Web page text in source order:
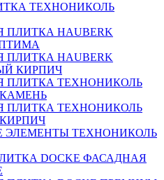
ТЕХНОНИКОЛЬ
HAUBERK
HAUBERK
КИРПИЧ
ПЛИТКА ТЕХНОНИКОЛЬ
КАМЕНЬ
ПЛИТКА ТЕХНОНИКОЛЬ
КИРПИЧ
ЭЛЕМЕНТЫ ТЕХНОНИКОЛЬ
ФАСАДНАЯ